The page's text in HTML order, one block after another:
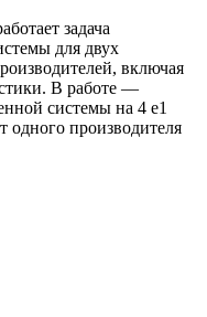
задача
для двух
включая
В работе —
системы на 4 е1
одного производителя